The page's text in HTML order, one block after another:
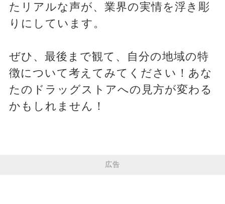
たリアルな声が、業界の実情を浮き彫
りにしています。
ぜひ、最後まで観て、自分の地域の特
徴について考えてみてください！あな
たのドラッグストアへの見方が変わる
かもしれません！
広告